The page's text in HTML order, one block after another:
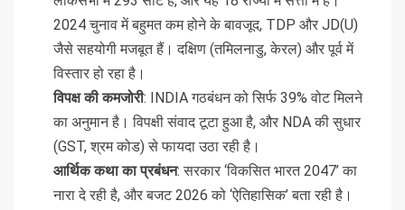
2024 चुनाव में बहुमत कम होने के बावजूद, TDP और JD(U)
जैसे सहयोगी मजबूत हैं। दक्षिण (तमिलनाडु, केरल) और पूर्व में
विस्तार हो रहा है।
विपक्ष की कमजोरी: INDIA गठबंधन को सिर्फ 39% वोट मिलने
का अनुमान है। विपक्षी संवाद टूटा हुआ है, और NDA की सुधार
(GST, श्रम कोड) से फायदा उठा रही है।
आर्थिक कथा का प्रबंधन: सरकार ‘विकसित भारत 2047’ का
नारा दे रही है, और बजट 2026 को ‘ऐतिहासिक’ बता रही है।